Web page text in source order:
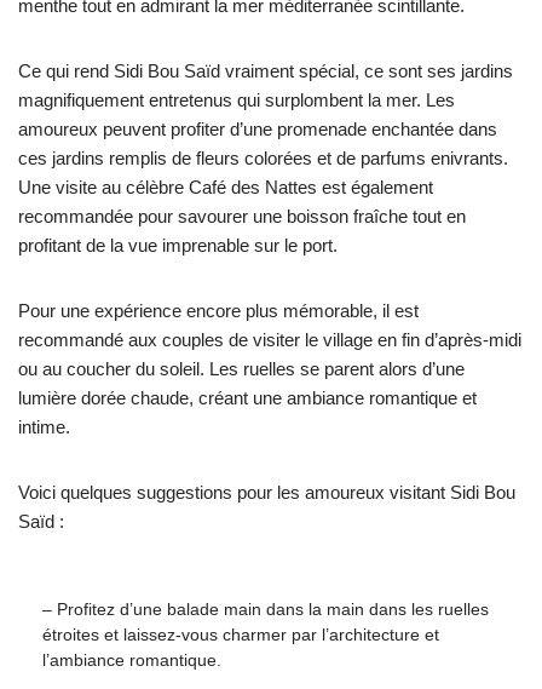
menthe tout en admirant la mer méditerranée scintillante.
Ce qui rend Sidi Bou Saïd vraiment spécial, ce sont ses jardins
magnifiquement entretenus qui surplombent la mer. Les
amoureux peuvent profiter d’une promenade enchantée dans
ces jardins remplis de fleurs colorées et de parfums enivrants.
Une visite au célèbre Café des Nattes est également
recommandée pour savourer une boisson fraîche tout en
profitant de la vue imprenable sur le port.
Pour une expérience encore plus mémorable, il est
recommandé aux couples de visiter le village en fin d’après-midi
ou au coucher du soleil. Les ruelles se parent alors d’une
lumière dorée chaude, créant une ambiance romantique et
intime.
Voici quelques suggestions pour les amoureux visitant Sidi Bou
Saïd :
– Profitez d’une balade main dans la main dans les ruelles
étroites et laissez-vous charmer par l’architecture et
l’ambiance romantique.